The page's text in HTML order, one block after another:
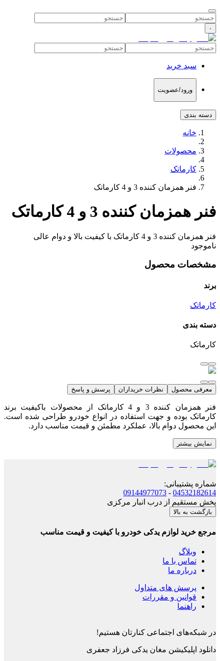
۰
سبد خرید
ورود/عضویت
دسته بندی
خانه
محصولات
کارماتک
فنر همزمان کننده 3 و 4 کارماتک
فنر همزمان کننده 3 و 4 کارماتک
فنر همزمان کننده 3 و 4 کارماتک با کیفیت بالا و دوام عالی
ناموجود
مشخصات محصول
برند
کارماتک
دسته بندی
کارماتک
معرفی محصول نظرات خریداران پرسش و پاسخ
فنر همزمان کننده 3 و 4 کارماتک از محصولات باکیفیت برند
کارماتک بوده و جهت استفاده در انواع خودرو طراحی شده است.
این محصول دوام بالا، عملکرد مطمئن و قیمت مناسب دارد.
نمایش بیشتر
شماره پشتیبانی:
04532182614
-
09144977073
پخش مستقیم از درب انبار مرکزی
بازگشت به بالا
مرجع خرید لوازم یدکی خودرو با کیفیت و قیمت مناسب
وبلاگ
تماس با ما
درباره ما
پرسش های متداول
قوانین و مقررات
راهنما
در شبکه‌های اجتماعی کنارتان هستیم!
دانلود اپلیکیشن مغان یدکی فرزاد جعفری